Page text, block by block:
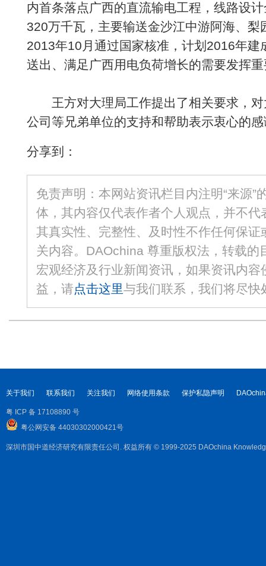
内首条落点广西的直流输电工程，线路设
320万千瓦，主要输送金沙江中游阿海、梨
2013年10月通过国家核准，计划2016年建
送出、满足广西用电负荷增长的需要发挥
王方对大理局工作提出了相关要求，对
公司等兄弟单位的支持和帮助表示衷心的
分享到：
免责声明：本网站资讯栏目内注明“来源”
体，其内容仅代表作者个人观点，并不
其真实性、完整性、及时性不作任何保
关内容。DAOchina 尊重版权法，转载的
宏观经济及行业新闻资讯，如果资讯内
益，请点击这里与我们联系，我们将尽快
关于我们 联系我们 关注我们 网络使用条款 保护私隐声明
粤 ICP 备 17108890 号
粤公网安备 44030302000421号
深圳市国中道经济研究有限责任公司. 权益所有 © 1999-2025 DAOchina